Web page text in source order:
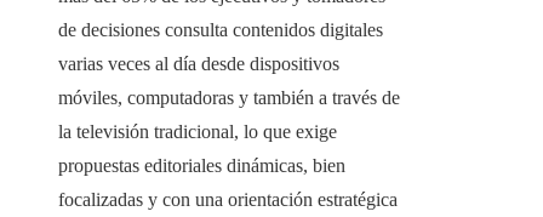
de decisiones consulta contenidos digitales
varias veces al día desde dispositivos
móviles, computadoras y también a través de
la televisión tradicional, lo que exige
propuestas editoriales dinámicas, bien
focalizadas y con una orientación estratégica